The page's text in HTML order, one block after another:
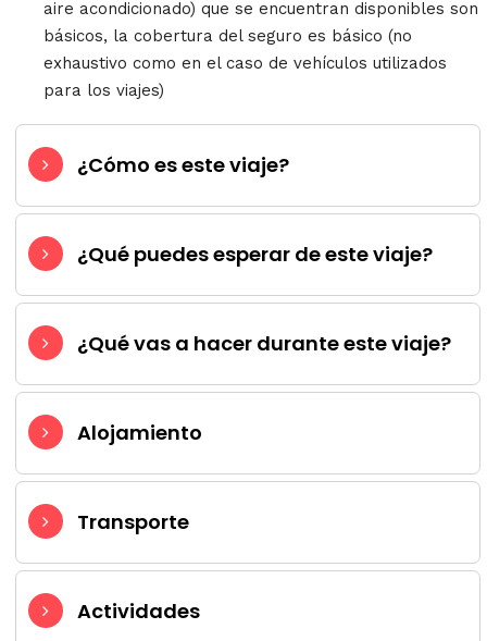
aire acondicionado) que se encuentran disponibles son
básicos, la cobertura del seguro es básico (no
exhaustivo como en el caso de vehículos utilizados
para los viajes)
¿Cómo es este viaje?
¿Qué puedes esperar de este viaje?
¿Qué vas a hacer durante este viaje?
Alojamiento
Transporte
Actividades